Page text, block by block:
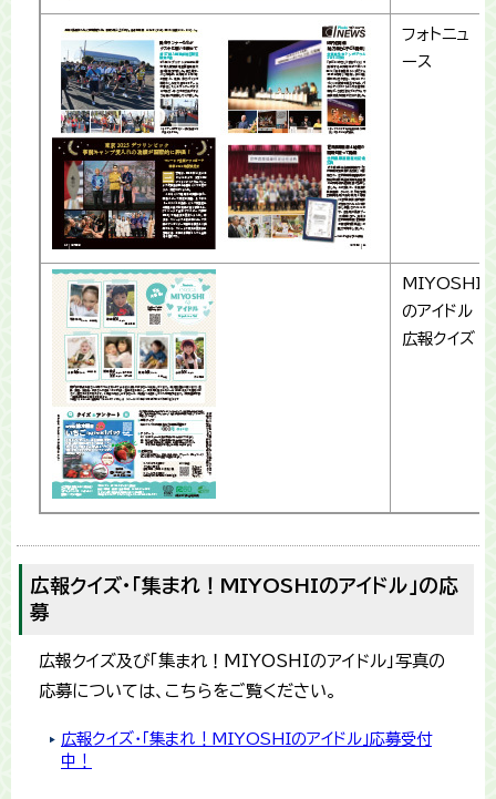
フォトニュ
ース
MIYOSHI
のアイドル
広報クイズ
広報クイズ・「集まれ！MIYOSHIのアイドル」の応
募
広報クイズ及び「集まれ！MIYOSHIのアイドル」写真の
応募については、こちらをご覧ください。
広報クイズ・「集まれ！MIYOSHIのアイドル」応募受付
中！